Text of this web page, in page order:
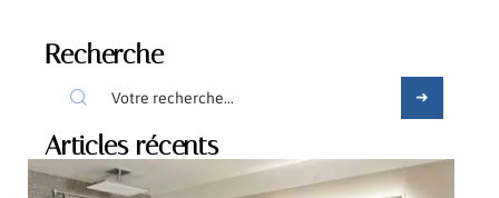
Recherche
Articles récents